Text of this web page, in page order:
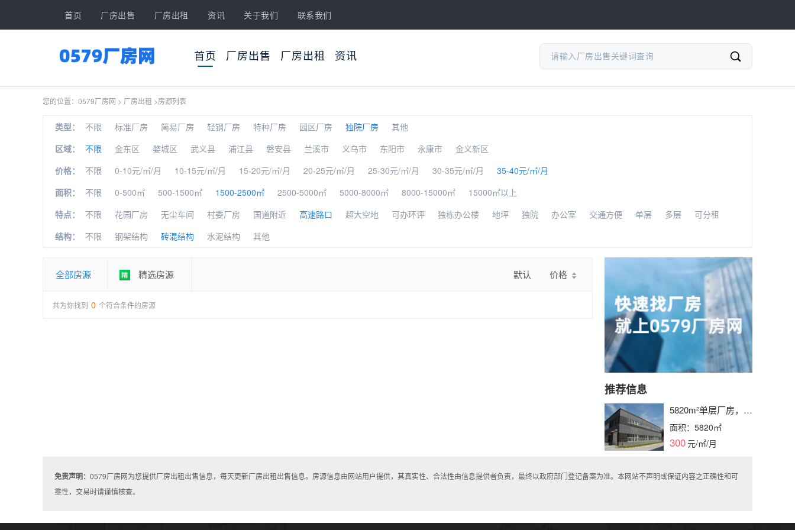
首页 厂房出售 厂房出租 资讯 关于我们 联系我们
首页 厂房出售 厂房出租 资讯
您的位置： 0579厂房网 > 厂房出租 >房源列表
类型： 不限 标准厂房 简易厂房 轻钢厂房 特种厂房 园区厂房 独院厂房
其他
区域：
不限 金东区 婺城区 武义县 浦江县 磐安县 兰溪市 义乌市 东阳市 永康市
金义新区
价格：
不限 0-10元/㎡/月 10-15元/㎡/月 15-20元/㎡/月 20-25元/㎡/月 25-30元/㎡/月 30-35元/㎡/月
35-40元/㎡/月
面积：
不限 0-500㎡ 500-1500㎡ 1500-2500㎡ 2500-5000㎡ 5000-8000㎡ 8000-15000㎡
15000㎡以上
特点：
不限 花园厂房 无尘车间 村委厂房 国道附近 高速路口 超大空地 可办环评 独栋办公楼 地坪 独院 办公室 交通方便 单层 多层
可分租
结构：
不限 钢架结构 砖混结构 水泥结构 其他
全部房源 精选房源 默认 价格
共为你找到 0 个符合条件的房源
推荐信息
5820m²单层厂房，产
证齐全，水电消防栓
配备，层高可选，即
租即用
面积：5820㎡
300元/㎡/月
免责声明： 0579厂房网为您提供厂房出租出售信息，每天更新厂房出租出售信息。房源信息由网站用户提供，其真实性、合法性由信息提供者负责，最终以政府部门登记备案为准。本网站不声明或保证内容之正确性和可
靠性，交易时请谨慎核查。